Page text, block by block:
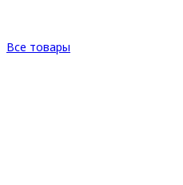
Все товары